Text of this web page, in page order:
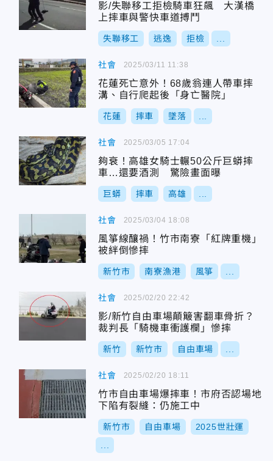
影/失聯移工拒檢騎車狂飆 大漢橋
上摔車與警快車道搏鬥
失聯移工 逃逸 拒檢
社會
花蓮死亡意外！68歲翁連人帶車摔
溝、自行爬起後「身亡醫院」
花蓮 摔車 墜落
2025/03/11 11:38
社會
夠衰！高雄女騎士輾50公斤巨蟒摔
車…還要酒測 驚險畫面曝
巨蟒 摔車 高雄
2025/03/05 17:04
社會
風箏線釀禍！竹市南寮「紅牌重機」
被絆倒慘摔
新竹市 南寮漁港 風箏
2025/03/04 18:08
社會
影/新竹自由車場顛簸害翻車骨折？
裁判長「騎機車衝護欄」慘摔
新竹 新竹市 自由車場
2025/02/20 22:42
社會
竹市自由車場爆摔車！市府否認場地
下陷有裂縫：仍施工中
新竹市 自由車場 2025世壯運
2025/02/20 18:11